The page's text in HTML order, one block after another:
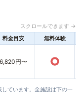
スクロールできます →
料金目安 無料体験
6,820円〜 ○
ています。全施設は下の一